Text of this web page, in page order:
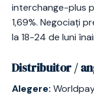
interchange-plus
1,69%. Negociați
la 18-24 de luni
Distribuitor /
Alegere: